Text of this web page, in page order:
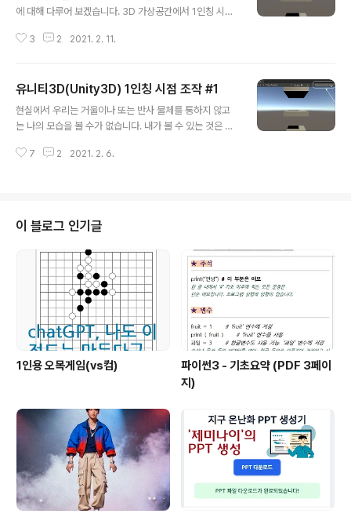
에 대해 다루어 보겠습니다. 3D 가상공간에서 1인칭 시점
바라보는 방향이 동쪽이고 앞으로 걷는다면 동쪽으로 이동
로 걷는다면 역시 북동쪽으로 이동하는 것입니다. 그렇기
때문에 1인칭 시점에서의 이동은 바라보는 방향과 아주 밀
접한 관련이 있는 것이지요. 유니티는 기본적으로 화살표
그래서 아래 2개의 함수는 각각 키보드 좌우 이동키(←→
3 2 2021. 2. 11.
유니티3D(Unity3D) 1인칭 시점 조작 #1
현실에서 우리는 거울이나 또는 반사 물체를 통하지 않고
는 나의 모습을 볼 수가 없습니다. 내가 볼 수 있는 것은 나
의 눈을 통해 보듯이 내 모습은 보이지 않고 주위 사물들만
점 이동에 대해 다뤄보겠습니다. 내가 눈을 통해 주위를 둘
러보듯이 가상공간 안에서 주위 건물들을 둘러볼수가 있는
게 1인칭 시점입니다. 이런 기능을 수행해주는 스크립트는
비교적 간단한데요. 전체 스크립트는 아래와 같습니다. 이
번 시간에는 이 중 마우스 조작에 대해 살펴보겠습니다. us
ing System.Col..
7 2 2021. 2. 6.
이 블로그 인기글
1인용 오목게임(vs컴)
파이썬3 - 기초요약 (PDF 3페이
지)